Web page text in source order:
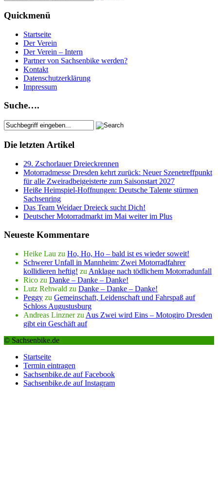
Quickmenü
Startseite
Der Verein
Der Verein – Intern
Partner von Sachsenbike werden?
Kontakt
Datenschutzerklärung
Impressum
Suche….
Die letzten Artikel
29. Zschorlauer Dreieckrennen
Motorradmesse Dresden kehrt zurück: Neuer Szenetreffpunkt
für alle Zweiradbeigeisterte zum Saisonstart 2027
Heiße Heimspiel-Hoffnungen: Deutsche Talente stürmen
Sachsenring
Das Team Weidaer Dreieck sucht Dich!
Deutscher Motorradmarkt im Mai weiter im Plus
Neueste Kommentare
Heike Lau zu Ho, Ho, Ho – bald ist es wieder soweit!
Schwerer Unfall in Mannheim: Zwei Motorradfahrer
kollidieren heftig! zu Anklage nach tödlichem Motorradunfall
Rico zu Danke – Danke – Danke!
Lutz Rehwald zu Danke – Danke – Danke!
Peggy zu Gemeinschaft, Leidenschaft und Fahrspaß auf
Schloss Augustusburg
Andreas Linznerzu Aus Zwei wird Eins – Motogiro Dresden
gibt ein Geschäft auf
© Sachsenbike.de
Startseite
Termin eintragen
Sachsenbike.de auf Facebook
Sachsenbike.de auf Instagram